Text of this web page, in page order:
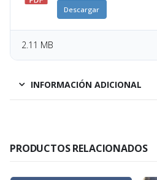
Descargar
2.11 MB
INFORMACIÓN ADICIONAL
PRODUCTOS RELACIONADOS